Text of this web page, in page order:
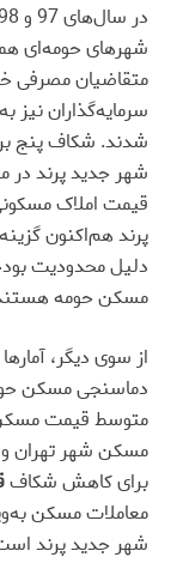
شهرهای حومه‌‌ای
متقاضیان مصرفی
سرمایه‌‌گذاران
شدند. شکاف پنج
قیمت املاک
پرند هم‌‌اکنون
دلیل محدودیت
مسکن حومه
از سوی دیگر،
دماسنجی مسکن
متوسط قیمت مسکن
مسکن شهر تهران
برای کاهش شکاف
معاملات مسکن
شهر جدید پرند